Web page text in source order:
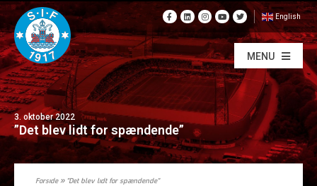
English
MENU
3. oktober 2022
”Det blev lidt for spændende”
Forside» ”Det blev lidt for spændende”